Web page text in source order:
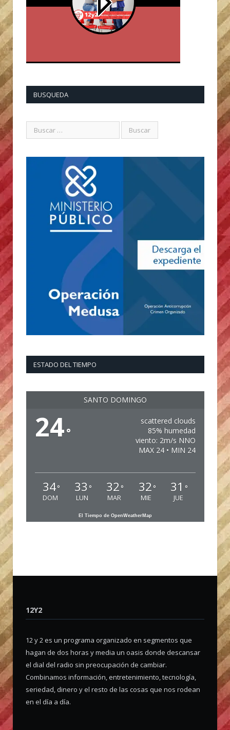
BUSQUEDA
ESTADO DEL TIEMPO
SANTO DOMINGO
24°
scattered clouds
85% humedad
viento: 2m/s NNO
MAX 24 • MIN 24
34°
DOM
33 °
LUN
32 °
MAR
32 °
MIE
31 °
JUE
El Tiempo de OpenWeatherMap
12Y2
12 y 2 es un programa organizado en segmentos que
hagan de dos horas y media un oasis donde descansar
el dial del radio sin preocupación de cambiar.
Combinamos información, entretenimiento, tecnología,
seriedad, dinero y el resto de las cosas que nos rodean
en el día a día.